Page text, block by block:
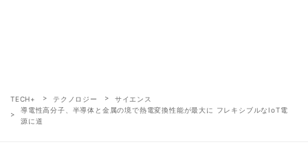
TECH+ テクノロジー
サイエンス
導電性高分子、半導体と金属の境で熱電変換性能が最大に フレキシブルなIoT電
源に道